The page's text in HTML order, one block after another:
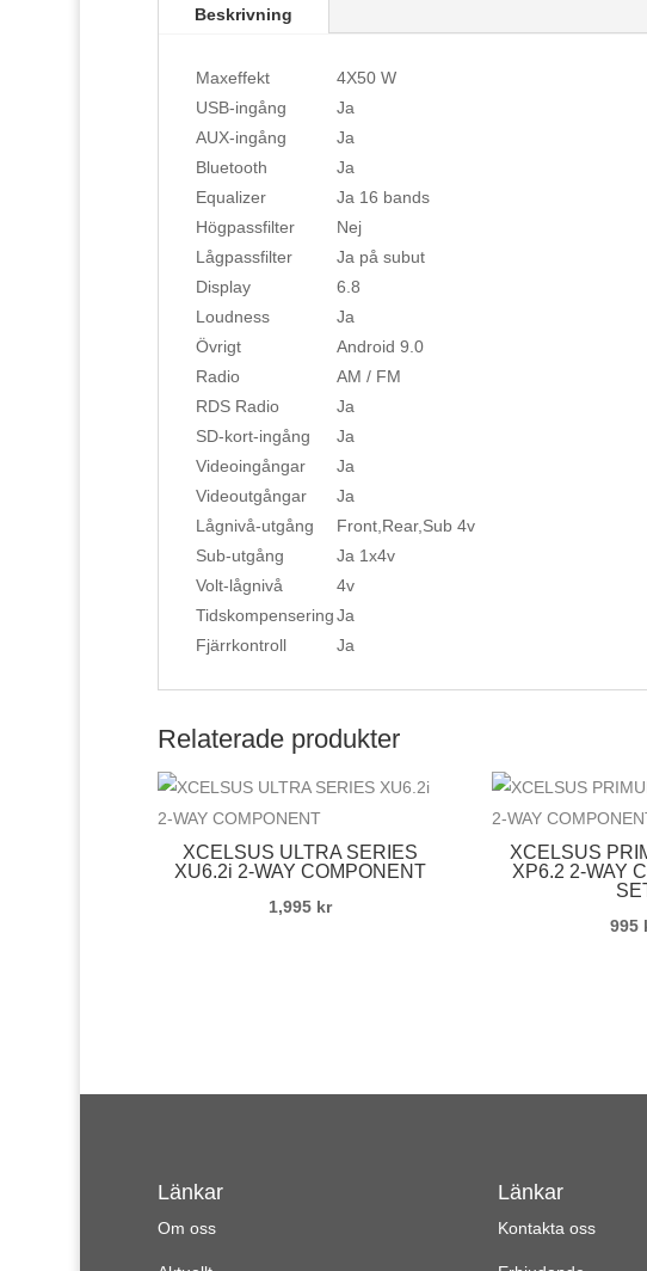
Beskrivning
Maxeffekt
4X50 W
USB-ingång
Ja
AUX-ingång
Ja
Bluetooth
Ja
Equalizer
Ja 16 bands
Högpassfilter
Nej
Lågpassfilter
Ja på subut
Display
6.8
Loudness
Ja
Övrigt
Android 9.0
Radio
AM / FM
RDS Radio
Ja
SD-kort-ingång
Ja
Videoingångar
Ja
Videoutgångar
Ja
Lågnivå-utgång
Front,Rear,Sub 4v
Sub-utgång
Ja 1x4v
Volt-lågnivå
4v
TidskompenseringJa
Fjärrkontroll
Ja
Relaterade produkter
XCELSUS ULTRA SERIES
XU6.2i 2-WAY COMPONENT
1,995 kr
XCELSUS
XP6.2 2-WAY
995
Länkar
Om oss
Länkar
Kontakta oss